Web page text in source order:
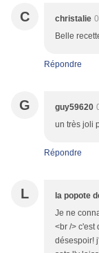
C christalie
Belle
Répondre
G guy59620
un très joli
Répondre
L la popote
Je ne
<br /> c'est
désespoir!